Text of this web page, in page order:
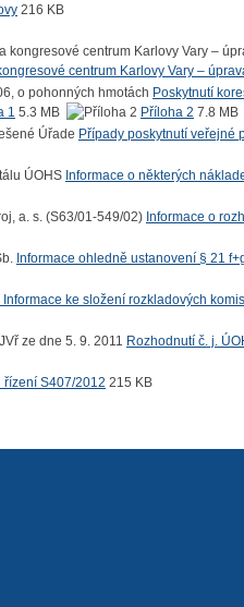
216 KB
centrum Karlovy Vary –
Poskytnutí
1 5.3 MB Příloha 2 7.8 MB
Případy poskytnutí veřejné
Informace o některých
Informace o
Informace ohledně ustanovení § 21
Informace ke složení rozkladových
Rozhodnutí č. j.
řízení S407/2012 215 KB